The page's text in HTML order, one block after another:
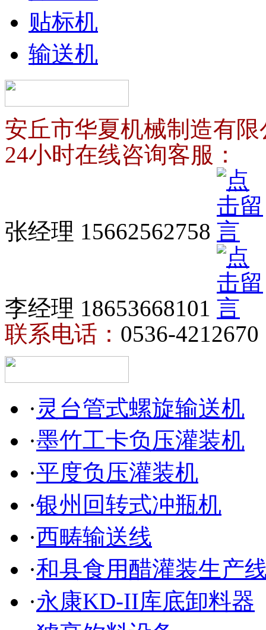
贴标机
输送机
安丘市华夏机械制造有限
24小时在线咨询客服：
张经理 15662562758
李经理 18653668101
联系电话： 0536-4212670
· 灵台管式螺旋输送机
·墨竹工卡负压灌装机
·平度负压灌装机
·银州回转式冲瓶机
·西畴输送线
·和县食用醋灌装生产
·永康KD-II库底卸料器